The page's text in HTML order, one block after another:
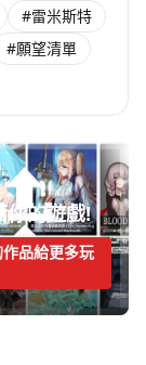
#雷米斯特
#願望清單
你的遊戲!
品給更多玩